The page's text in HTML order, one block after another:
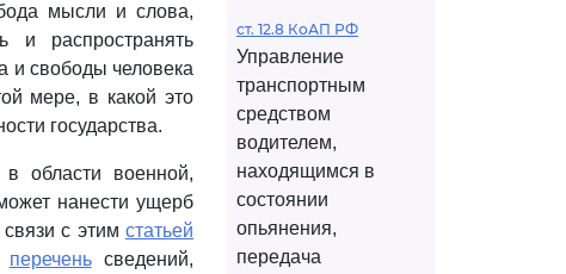
мысли и слова,
и распространять
и свободы человека
мере, в какой это
государства.
области военной,
нанести ущерб
с этим статьей
переченьсведений,
ст. 12.8 КоАП РФ
Управление
транспортным
средством
водителем,
находящимся в
состоянии
опьянения,
передача